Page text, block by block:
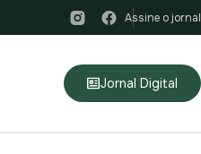
Assine o jornal
Jornal Digital